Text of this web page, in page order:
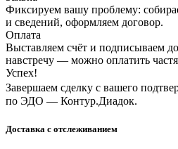
Фиксируем вашу проблему:
и сведений, оформляем договор.
Оплата
Выставляем счёт и подписываем
навстречу — можно оплатить
Успех!
Завершаем сделку с вашего
по ЭДО — Контур.Диадок.
Доставка с отслеживанием